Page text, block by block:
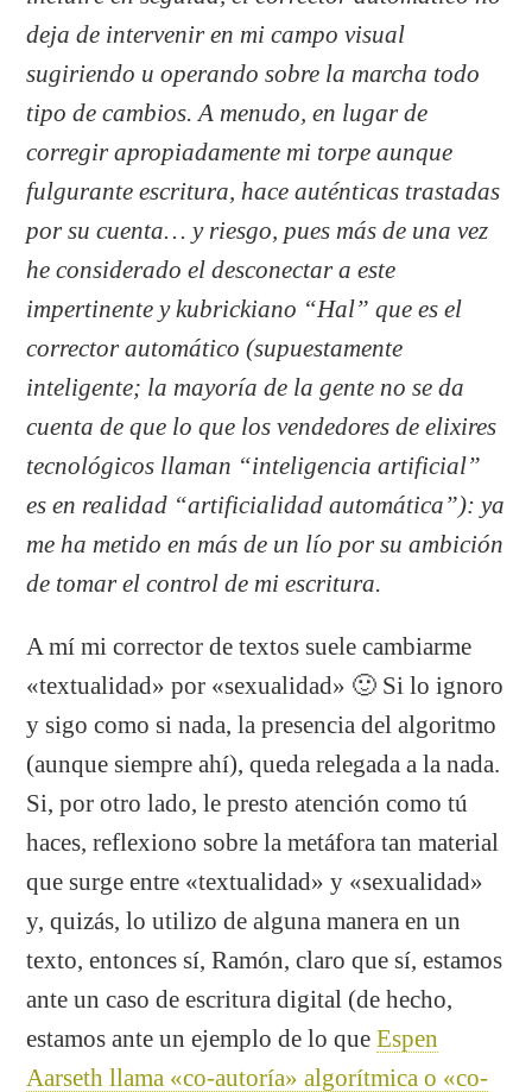
deja de intervenir en mi campo visual
sugiriendo u operando sobre la marcha todo
tipo de cambios. A menudo, en lugar de
corregir apropiadamente mi torpe aunque
fulgurante escritura, hace auténticas trastadas
por su cuenta… y riesgo, pues más de una vez
he considerado el desconectar a este
impertinente y kubrickiano “Hal” que es el
corrector automático (supuestamente
inteligente; la mayoría de la gente no se da
cuenta de que lo que los vendedores de elixires
tecnológicos llaman “inteligencia artificial”
es en realidad “artificialidad automática”): ya
me ha metido en más de un lío por su ambición
de tomar el control de mi escritura.
A mí mi corrector de textos suele cambiarme
«textualidad» por «sexualidad» 🙂 Si lo ignoro
y sigo como si nada, la presencia del algoritmo
(aunque siempre ahí), queda relegada a la nada.
Si, por otro lado, le presto atención como tú
haces, reflexiono sobre la metáfora tan material
que surge entre «textualidad» y «sexualidad»
y, quizás, lo utilizo de alguna manera en un
texto, entonces sí, Ramón, claro que sí, estamos
ante un caso de escritura digital (de hecho,
estamos ante un ejemplo de lo queEspen
Aarseth llama «co-autoría» algorítmica o «co-